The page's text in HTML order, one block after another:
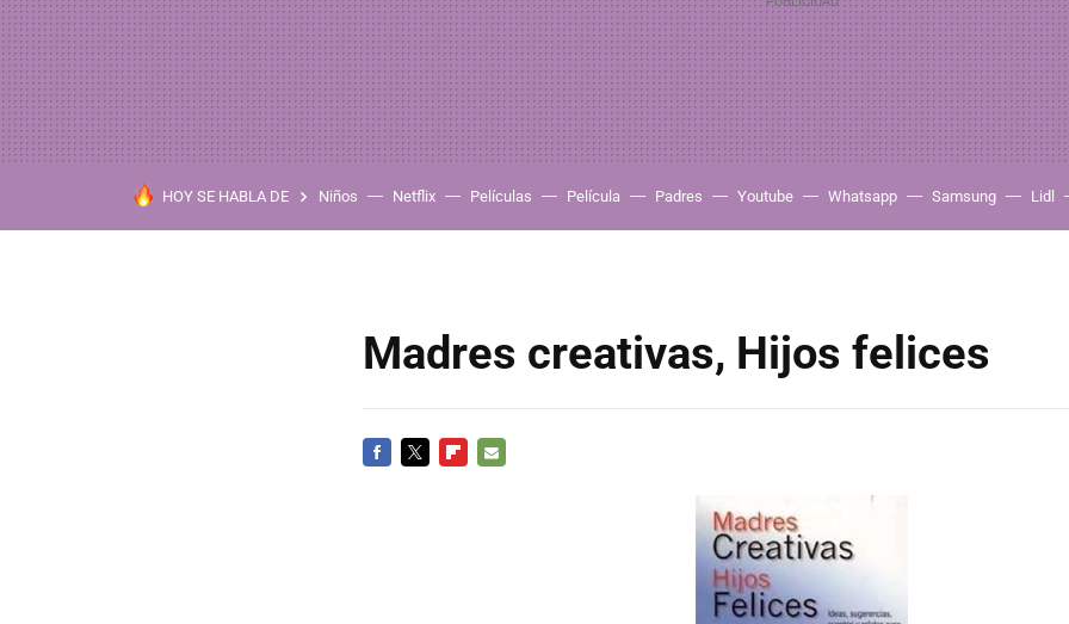
HOY SE HABLA DE Niños Netflix Películas Película Padres Youtube Whatsapp Samsung Lidl
Madres creativas, Hijos felices